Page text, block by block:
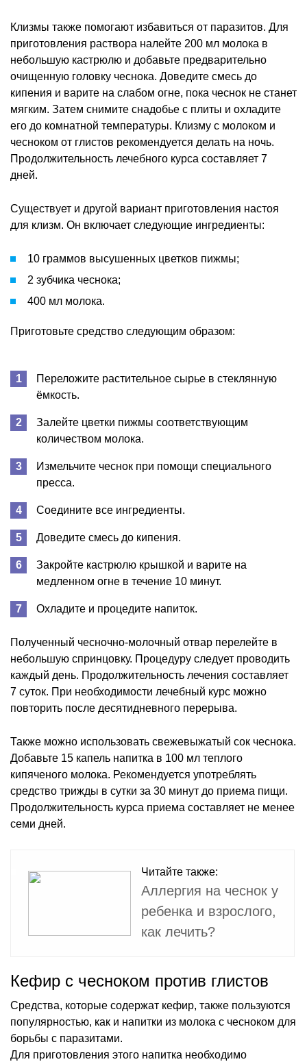
Клизмы также помогают избавиться от паразитов. Для
приготовления раствора налейте 200 мл молока в
небольшую кастрюлю и добавьте предварительно
очищенную головку чеснока. Доведите смесь до
кипения и варите на слабом огне, пока чеснок не станет
мягким. Затем снимите снадобье с плиты и охладите
его до комнатной температуры. Клизму с молоком и
чесноком от глистов рекомендуется делать на ночь.
Продолжительность лечебного курса составляет 7
дней.
Существует и другой вариант приготовления настоя
для клизм. Он включает следующие ингредиенты:
10 граммов высушенных цветков пижмы;
2 зубчика чеснока;
400 мл молока.
Приготовьте средство следующим образом:
Переложите растительное сырье в стеклянную
ёмкость.
Залейте цветки пижмы соответствующим
количеством молока.
Измельчите чеснок при помощи специального
пресса.
Соедините все ингредиенты.
Доведите смесь до кипения.
Закройте кастрюлю крышкой и варите на
медленном огне в течение 10 минут.
Охладите и процедите напиток.
Полученный чесночно-молочный отвар перелейте в
небольшую спринцовку. Процедуру следует проводить
каждый день. Продолжительность лечения составляет
7 суток. При необходимости лечебный курс можно
повторить после десятидневного перерыва.
Также можно использовать свежевыжатый сок чеснока.
Добавьте 15 капель напитка в 100 мл теплого
кипяченого молока. Рекомендуется употреблять
средство трижды в сутки за 30 минут до приема пищи.
Продолжительность курса приема составляет не менее
семи дней.
Читайте также:
Аллергия на чеснок у
ребенка и взрослого,
как лечить?
Кефир с чесноком против глистов
Средства, которые содержат кефир, также пользуются
популярностью, как и напитки из молока с чесноком для
борьбы с паразитами.
Для приготовления этого напитка необходимо